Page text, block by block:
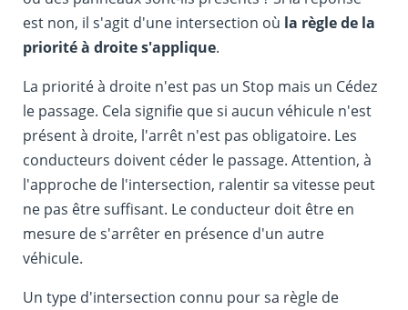
est non, il s'agit d'une intersection où la règle de la
priorité à droite s'applique.
La priorité à droite n'est pas un Stop mais un Cédez
le passage. Cela signifie que si aucun véhicule n'est
présent à droite, l'arrêt n'est pas obligatoire. Les
conducteurs doivent céder le passage. Attention, à
l'approche de l'intersection, ralentir sa vitesse peut
ne pas être suffisant. Le conducteur doit être en
mesure de s'arrêter en présence d'un autre
véhicule.
Un type d'intersection connu pour sa règle de